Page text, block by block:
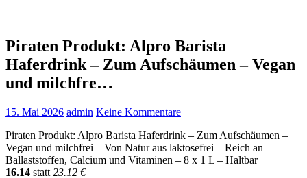
Piraten Produkt: Alpro Barista
Haferdrink – Zum Aufschäumen – Vegan
und milchfre…
15. Mai 2026 admin Keine Kommentare
Piraten Produkt: Alpro Barista Haferdrink – Zum Aufschäumen –
Vegan und milchfrei – Von Natur aus laktosefrei – Reich an
Ballaststoffen, Calcium und Vitaminen – 8 x 1 L – Haltbar
16.14 statt 23.12 €